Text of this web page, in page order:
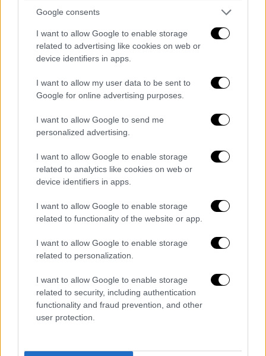
Google consents
I want to allow Google to enable storage
related to advertising like cookies on web or
device identifiers in apps.
I want to allow my user data to be sent to
Google for online advertising purposes.
I want to allow Google to send me
personalized advertising.
I want to allow Google to enable storage
related to analytics like cookies on web or
device identifiers in apps.
I want to allow Google to enable storage
related to functionality of the website or app.
I want to allow Google to enable storage
related to personalization.
I want to allow Google to enable storage
related to security, including authentication
functionality and fraud prevention, and other
user protection.
show σε τροχαίο (vid)
Η οικογένεια της τραγουδίστριας πιστεύει
ότι πιθανώς ένα ελάφι προκάλεσε το
τραγικό δυστύχημα
Πολιτική 07.05.2019 17:15
Ρεκόρ υποψηφίων στην Αττική
450 συνδυασµοί στους 66 δήµους και την
Περιφέρεια Αττικής